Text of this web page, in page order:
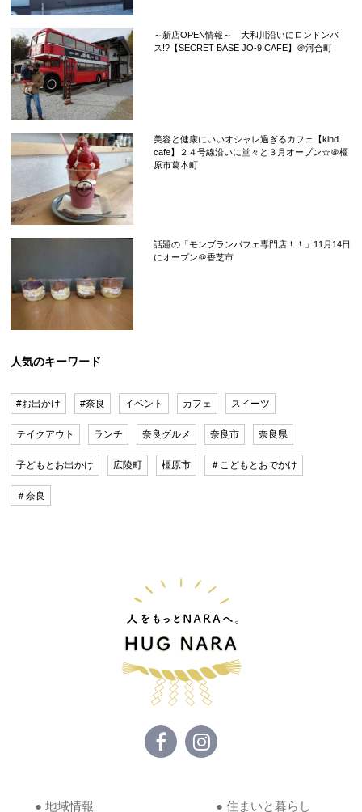
～新店OPEN情報～ 大和川沿いにロンドンバ
ス!?【SECRET BASE JO-9,CAFE】＠河合町
美容と健康にいいオシャレ過ぎるカフェ【kind
cafe】２４号線沿いに堂々と３月オープン☆＠橿
原市葛本町
話題の「モンブランパフェ専門店！！」11月14日
にオープン＠香芝市
人気のキーワード
#お出かけ #奈良 イベント カフェ スイーツ
テイクアウト ランチ 奈良グルメ 奈良市 奈良県
子どもとお出かけ 広陵町 橿原市 ＃こどもとおでかけ
＃奈良
● 地域情報 ● 住まいと暮らし